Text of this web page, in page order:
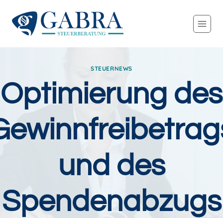
Inhalt
springen
STEUERNEWS
Optimierung des
und des
Spendenabzugs